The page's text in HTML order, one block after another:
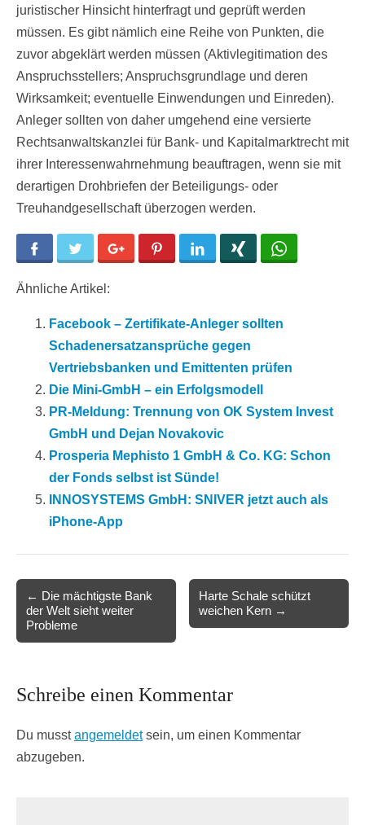
juristischer Hinsicht hinterfragt und geprüft werden
müssen. Es gibt nämlich eine Reihe von Punkten, die
zuvor abgeklärt werden müssen (Aktivlegitimation des
Anspruchsstellers; Anspruchsgrundlage und deren
Wirksamkeit; eventuelle Einwendungen und Einreden).
Anleger sollten von daher umgehend eine versierte
Rechtsanwaltskanzlei für Bank- und Kapitalmarktrecht mit
ihrer Interessenwahrnehmung beauftragen, wenn sie mit
derartigen Drohbriefen der Beteiligungs- oder
Treuhandgesellschaft überzogen werden.
Facebook Twitter Google+ Pinterest LinkedIn
Ähnliche Artikel:
Facebook – Zertifikate-Anleger sollten
Schadenersatzansprüche gegen
Vertriebsbanken und Emittenten prüfen
Die Mini-GmbH – ein Erfolgsmodell
PR-Meldung: Trennung von OK System Invest
GmbH und Dejan Novakovic
Prosperia Mephisto 1 GmbH & Co. KG: Schon
der Fonds selbst ist Sünde!
INNOSYSTEMS GmbH: SNIVER jetzt auch als
iPhone-App
navigation
← Die mächtigste Bank
der Welt sieht weiter
Probleme
Harte Schale schützt
weichen Kern →
Schreibe einen Kommentar
Du musstangemeldetsein, um einen Kommentar
abzugeben.